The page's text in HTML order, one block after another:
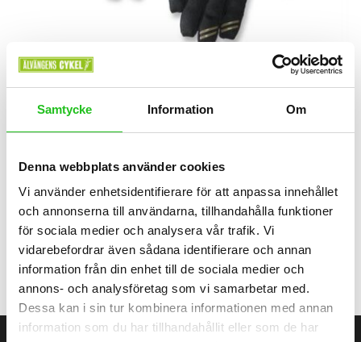
Samtycke Information Om
Denna webbplats använder cookies
Vi använder enhetsidentifierare för att anpassa innehållet
och annonserna till användarna, tillhandahålla funktioner
för sociala medier och analysera vår trafik. Vi
vidarebefordrar även sådana identifierare och annan
information från din enhet till de sociala medier och
annons- och analysföretag som vi samarbetar med.
Dessa kan i sin tur kombinera informationen med annan
information som du har tillhandahållit eller som de har
Cykeltillbehör
399,00 kr